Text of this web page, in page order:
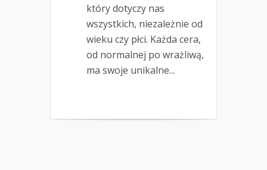
który dotyczy nas
wszystkich, niezależnie od
wieku czy płci. Każda cera,
od normalnej po wrażliwą,
ma swoje unikalne...